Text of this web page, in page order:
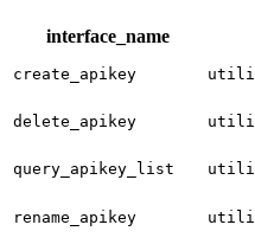
interface_name
create_apikey
delete_apikey
query_apikey_list
rename_apikey